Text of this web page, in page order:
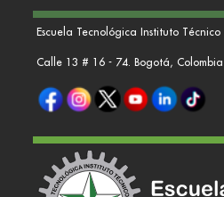
Escuela Tecnológica Instituto Técnico
Calle 13 # 16 - 74. Bogotá, Colombia